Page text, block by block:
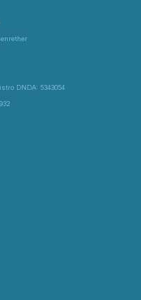
DNDA: 5343054